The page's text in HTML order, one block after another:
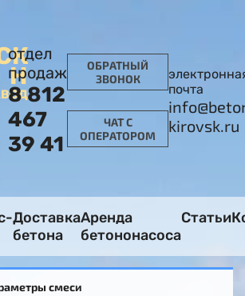
отдел
продаж
8 812
467
39 41
ОБРАТНЫЙ
ЗВОНОК
ЧАТ С
ОПЕРАТОРОМ
почта
kirovsk.ru
Доставка
бетона
Аренда
бетононасоса
Статьи
смеси